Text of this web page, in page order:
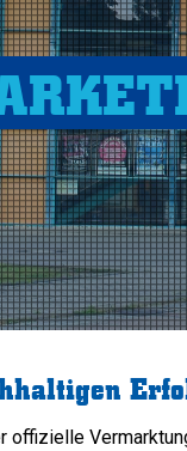
offizielle